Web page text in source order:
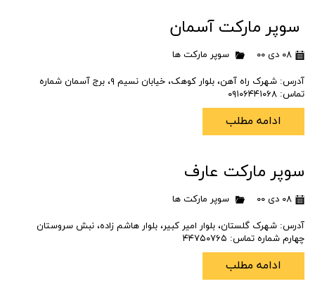
سوپر مارکت آسمان
۰۸ دی ۰۰ سوپر مارکت ها
آدرس: شهرک‌ راه آهن، بلوار کوهک، خیابان نسیم ۹، برج آسمان شماره
تماس: ۰۹۱۰۶۴۴۱۰۶۸
ادامه مطلب
سوپر مارکت عارف
۰۸ دی ۰۰ سوپر مارکت ها
آدرس: شهرک گلستان، بلوار امیر کبیر، بلوار هاشم زاده، نبش سروستان
چهارم شماره تماس: ۴۴۷۵۰۷۶۵
ادامه مطلب